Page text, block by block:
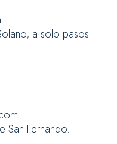
a solo pasos
San Fernando.